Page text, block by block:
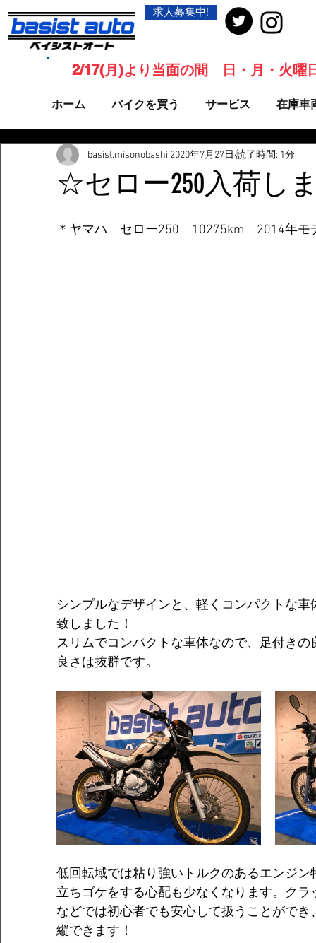
求人募集中!
ホーム バイクを買う サービス 在庫車
2/17(月)より当面の間 日・月・火曜
☆セロー250入荷し
basist.misonobashi 2020年7月27日 読了時間: 1分
＊ヤマハ　セロー250　10275km　2014年モ
シンプルなデザインと、軽くコンパクトな
致しました！
スリムでコンパクトな車体なので、足付き
良さは抜群です。
低回転域では粘り強いトルクのあるエンジ
立ちゴケをする心配も少なくなります。ク
などでは初心者でも安心して扱うことがで
縦できます！